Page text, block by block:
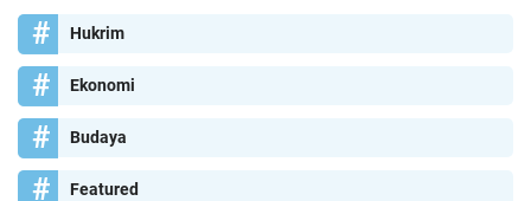
Hukrim
Ekonomi
Budaya
Featured